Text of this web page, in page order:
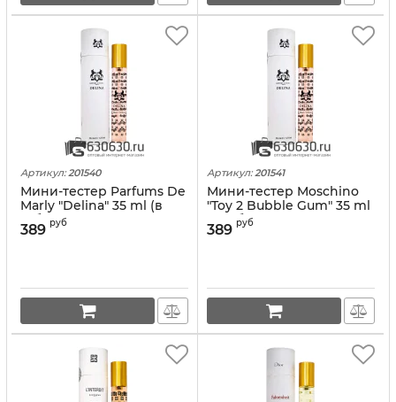
Артикул: 201540
Мини-тестер Parfums De
Marly "Delina" 35 ml (в
тубе)
389 руб
Артикул: 201541
Мини-тестер Moschino
"Toy 2 Bubble Gum" 35 ml
(в тубе)
389 руб